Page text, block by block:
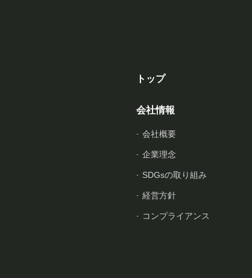
トップ
会社情報
会社概要
企業理念
SDGsの取り組み
経営方針
コンプライアンス